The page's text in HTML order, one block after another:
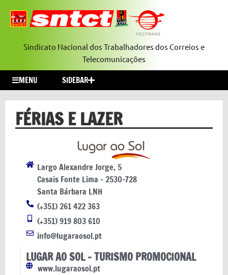
Sindicato Nacional dos Trabalhadores dos Correios e
Telecomunicações
MENU SIDEBAR
FÉRIAS E LAZER
Largo Alexandre Jorge, 5
Casais Fonte Lima – 2530-728
Santa Bárbara LNH
(+351) 261 422 363
(+351) 919 803 610
info@lugaraosol.pt
LUGAR AO SOL – TURISMO PROMOCIONAL
www.lugaraosol.pt